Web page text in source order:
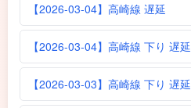
【2026-03-04】高崎線 遅延
【2026-03-04】高崎線 下り 遅延
【2026-03-03】高崎線 下り 遅延